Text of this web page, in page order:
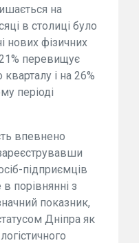
на
в столиці було
нових фізичних
перевищує
і на 26%
періоді
впевнено
підприємців
порівнянні з
показник,
Дніпра як